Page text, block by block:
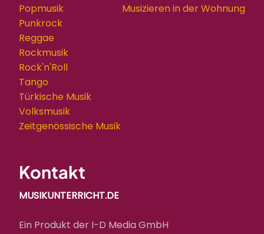
Popmusik
Punkrock
Reggae
Rockmusik
Rock'n'Roll
Tango
Türkische Musik
Volksmusik
Zeitgenössische Musik
Musizieren in der Wohnung
Kontakt
MUSIKUNTERRICHT.DE
Ein Produkt der I-D Media GmbH